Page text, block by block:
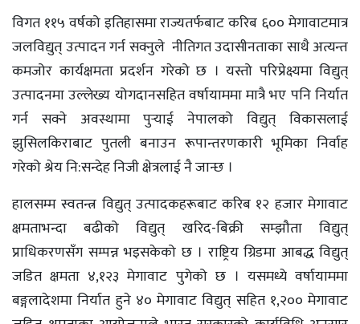
विगत ११५ वर्षको इतिहासमा राज्यतर्फबाट करिब ६०० मेगावाटमात्र
जलविद्युत् उत्पादन गर्न सक्नुले नीतिगत उदासीनताका साथै अत्यन्त
कमजोर कार्यक्षमता प्रदर्शन गरेको छ । यस्तो परिप्रेक्ष्यमा विद्युत्
उत्पादनमा उल्लेख्य योगदानसहित वर्षायाममा मात्रै भए पनि निर्यात
गर्न सक्ने अवस्थामा पुर्‍याई नेपालको विद्युत् विकासलाई
झुसिलकिराबाट पुतली बनाउन रूपान्तरणकारी भूमिका निर्वाह
गरेको श्रेय नि:सन्देह निजी क्षेत्रलाई नै जान्छ ।
हालसम्म स्वतन्त्र विद्युत् उत्पादकहरूबाट करिब १२ हजार मेगावाट
क्षमताभन्दा बढीको विद्युत् खरिद-बिक्री सम्झौता विद्युत्
प्राधिकरणसँग सम्पन्न भइसकेको छ । राष्ट्रिय ग्रिडमा आबद्ध विद्युत्
जडित क्षमता ४,१२३ मेगावाट पुगेको छ । यसमध्ये वर्षायाममा
बङ्गलादेशमा निर्यात हुने ४० मेगावाट विद्युत् सहित १,२०० मेगावाट